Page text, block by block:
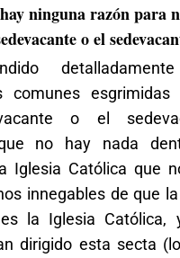
ninguna razón para
o el
comunes
o el
no hay nada
Iglesia Católica que
innegables de que
la Iglesia Católica,
dirigido esta secta